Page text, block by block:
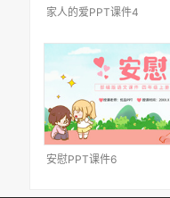
家人的爱PPT课件4
安慰PPT课件6